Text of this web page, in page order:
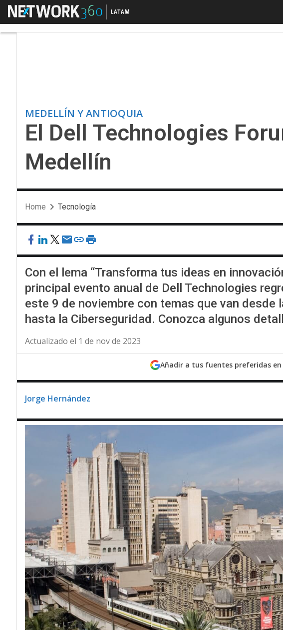
Menú
MEDELLÍN Y ANTIOQUIA
El Dell Technologies
Medellín
Home Tecnología
Con el lema “Transforma tus ideas en
principal evento anual de Dell Technologies
este 9 de noviembre con temas que van desde
hasta la Ciberseguridad. Conozca algunos
Actualizado el 1 de nov de 2023
Añadir a tus fuentes preferidas en
Jorge Hernández